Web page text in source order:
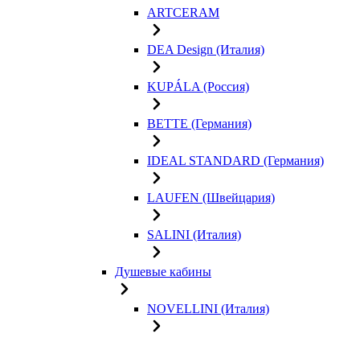
ARTCERAM
DEA Design (Италия)
KUPÁLA (Россия)
BETTE (Германия)
IDEAL STANDARD (Германия)
LAUFEN (Швейцария)
SALINI (Италия)
Душевые кабины
NOVELLINI (Италия)